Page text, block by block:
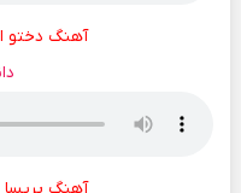
آهنگ دختو